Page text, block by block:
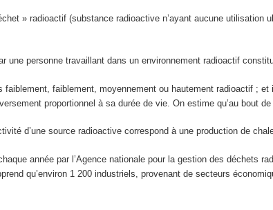
» radioactif (substance radioactive n’ayant aucune
une personne travaillant dans un environnement radioactif
faiblement, faiblement, moyennement ou hautement radioactif ;
proportionnel à sa durée de vie. On estime qu’au bout
d’une source radioactive correspond à une production de
année par l’Agence nationale pour la gestion des déchets
qu’environ 1 200 industriels, provenant de secteurs